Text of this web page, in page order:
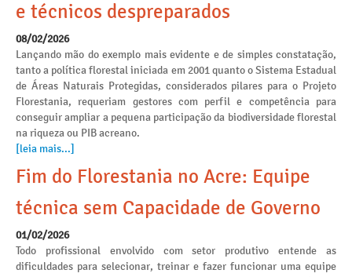
e técnicos despreparados
08/02/2026
Lançando mão do exemplo mais evidente e de simples constatação,
tanto a política florestal iniciada em 2001 quanto o Sistema Estadual
de Áreas Naturais Protegidas, considerados pilares para o Projeto
Florestania, requeriam gestores com perfil e competência para
conseguir ampliar a pequena participação da biodiversidade florestal
na riqueza ou PIB acreano.
[leia mais...]
Fim do Florestania no Acre: Equipe
técnica sem Capacidade de Governo
01/02/2026
Todo profissional envolvido com setor produtivo entende as
dificuldades para selecionar, treinar e fazer funcionar uma equipe